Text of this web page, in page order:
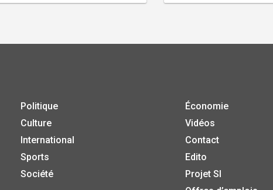
Politique
Culture
International
Sports
Société
Économie
Vidéos
Contact
Edito
Projet SI